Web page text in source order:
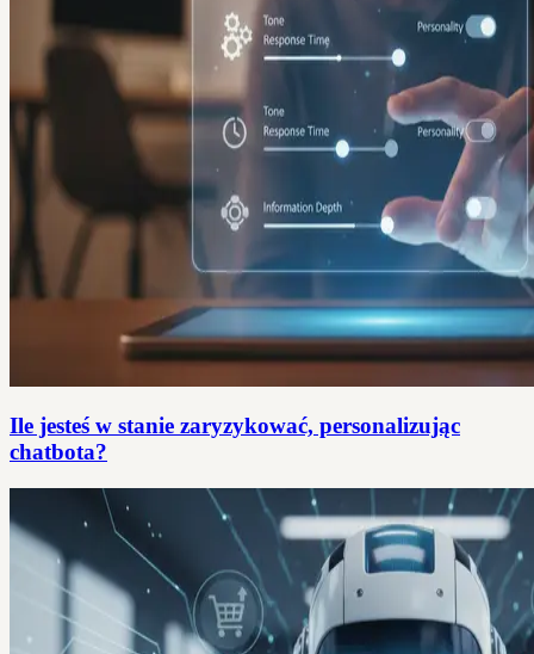
Ile jesteś w stanie zaryzykować, personalizując
chatbota?